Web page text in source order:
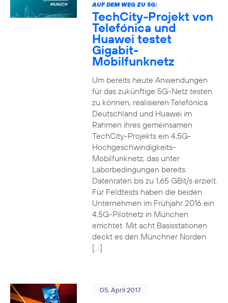
AUF DEM WEG ZU 5G:
TechCity-Projekt von
Telefónica und
Huawei testet
Gigabit-
Mobilfunknetz
Um bereits heute Anwendungen
für das zukünftige 5G-Netz testen
zu können, realisieren Telefónica
Deutschland und Huawei im
Rahmen ihres gemeinsamen
TechCity-Projekts ein 4,5G-
Hochgeschwindigkeits-
Mobilfunknetz, das unter
Laborbedingungen bereits
Datenraten bis zu 1,65 GBit/s erzielt.
Für Feldtests haben die beiden
Unternehmen im Frühjahr 2016 ein
4,5G-Pilotnetz in München
errichtet. Mit acht Basisstationen
deckt es den Münchner Norden
[…]
05. April 2017